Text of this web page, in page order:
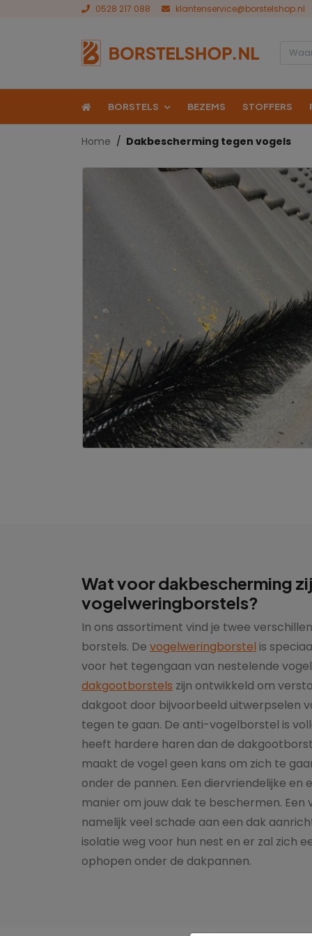
0528 217 088 klantenservice@borstelshop.nl
BORSTELS BEZEMS STOFFERS
Home Dakbescherming tegen vogels
Wat voor dakbescherming
vogelweringborstels?
In ons assortiment vind je twee
borstels. De vogelweringborstel is
voor het tegengaan van nestelende
dakgootborstels zijn ontwikkeld om
dakgoot door bijvoorbeeld uitwerpselen
tegen te gaan. De anti-vogelborstel is
heeft hardere haren dan de
maakt de vogel geen kans om zich te
onder de pannen. Een diervriendelijke en
manier om jouw dak te beschermen. Een
namelijk veel schade aan een dak
isolatie weg voor hun nest en er zal zich
ophopen onder de dakpannen.